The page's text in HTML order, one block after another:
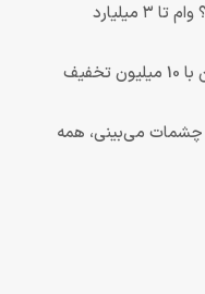
صاحب فروشگاه هستی؟ وام تا ۳ میلیارد
جراحی زیبایی پلک پایین با 10 میلیون تخفیف
چشمات می‌بینی، همه